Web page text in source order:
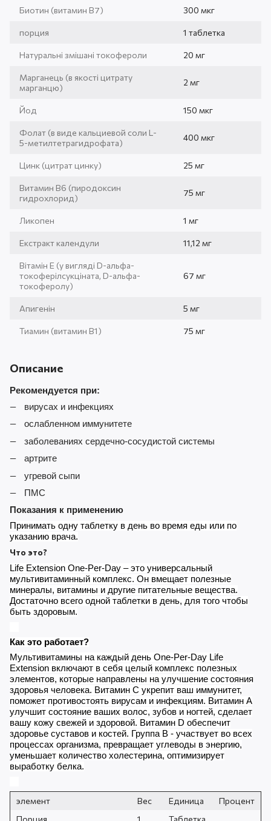
Биотин (витамин В7) 300 мкг
порция 1 таблетка
Натуральні змішані токофероли 20 мг
Марганець (в якості цитрату
марганцю)
2 мг
Йод 150 мкг
Фолат (в виде кальциевой соли L-
5-метилтетрагидрофата)
400 мкг
Цинк (цитрат цинку) 25 мг
Витамин В6 (пиродоксин
гидрохлорид)
75 мг
Ликопен 1 мг
Екстракт календули 11,12 мг
Вітамін Е (у вигляді D-альфа-
токоферілсукціната, D-альфа-
токоферолу)
67 мг
Апигенін 5 мг
Тиамин (витамин В1) 75 мг
Описание
Рекомендуется при:
вирусах и инфекциях
ослабленном иммунитете
заболеваниях сердечно-сосудистой системы
артрите
угревой сыпи
ПМС
Показания к применению
Принимать одну таблетку в день во время еды или по
указанию врача.
Что это?
Life Extension One-Per-Day – это универсальный
мультивитаминный комплекс. Он вмещает полезные
минералы, витамины и другие питательные вещества.
Достаточно всего одной таблетки в день, для того чтобы
быть здоровым.
Как это работает?
Мультивитамины на каждый день One-Per-Day Life
Extension включают в себя целый комплекс полезных
элементов, которые направлены на улучшение состояния
здоровья человека. Витамин С укрепит ваш иммунитет,
поможет противостоять вирусам и инфекциям. Витамин А
улучшит состояние ваших волос, зубов и ногтей, сделает
вашу кожу свежей и здоровой. Витамин D обеспечит
здоровье суставов и костей. Группа В - участвует во всех
процессах организма, превращает углеводы в энергию,
уменьшает количество холестерина, оптимизирует
выработку белка.
элемент Вес Единица
Процент